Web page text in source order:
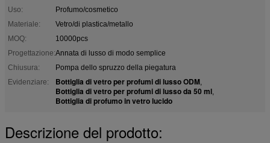
Uso:
Profumo/cosmetico
Materiale:
Vetro/di plastica/metallo
MOQ:
10000pcs
Progettazione:Annata di lusso di modo semplice
Chiusura:
Pompa dello spruzzo della piegatura
Evidenziare:
Bottiglia di vetro per profumi di lusso ODM,
Bottiglia di vetro per profumi di lusso da 50 ml,
Bottiglia di profumo in vetro lucido
Descrizione del prodotto: